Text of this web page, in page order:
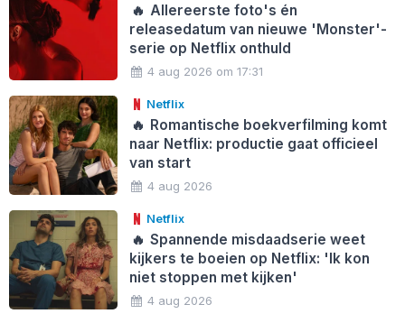
🔥 Allereerste foto's én
releasedatum van nieuwe 'Monster'-
serie op Netflix onthuld
4 aug 2026 om 17:31
Netflix
🔥 Romantische boekverfilming komt
naar Netflix: productie gaat officieel
van start
4 aug 2026
Netflix
🔥 Spannende misdaadserie weet
kijkers te boeien op Netflix: 'Ik kon
niet stoppen met kijken'
4 aug 2026